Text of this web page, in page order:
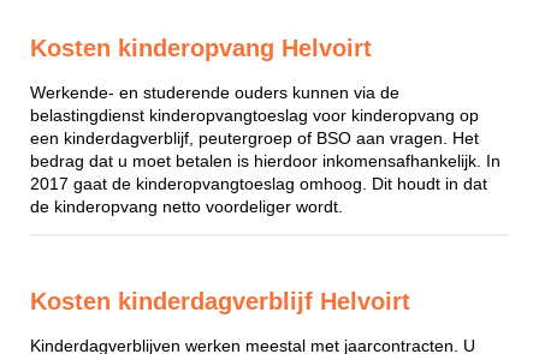
Kosten kinderopvang Helvoirt
Werkende- en studerende ouders kunnen via de
belastingdienst kinderopvangtoeslag voor kinderopvang op
een kinderdagverblijf, peutergroep of BSO aan vragen. Het
bedrag dat u moet betalen is hierdoor inkomensafhankelijk. In
2017 gaat de kinderopvangtoeslag omhoog. Dit houdt in dat
de kinderopvang netto voordeliger wordt.
Kosten kinderdagverblijf Helvoirt
Kinderdagverblijven werken meestal met jaarcontracten. U